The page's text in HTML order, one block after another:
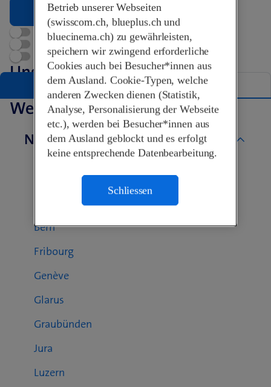
Jetzt geöffnet
Terminvereinbarung
Swisscom World Partner
Unsere Shops in Willisau
Liste Karte
Weitere Swisscom Shops
Nach Kanton
Aargau
Basel-Landschaft
Basel-Stadt
Bern
Fribourg
Genève
Glarus
Graubünden
Jura
Luzern
Betrieb unserer Webseiten
(swisscom.ch, blueplus.ch und
bluecinema.ch) zu gewährleisten,
speichern wir zwingend erforderliche
Cookies auch bei Besucher*innen aus
dem Ausland. Cookie-Typen, welche
anderen Zwecken dienen (Statistik,
Analyse, Personalisierung der Webseite
etc.), werden bei Besucher*innen aus
dem Ausland geblockt und es erfolgt
keine entsprechende Datenbearbeitung.
Schliessen